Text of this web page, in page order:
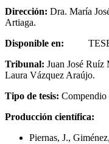
Dirección: Dra. María
Artiaga.
Disponible en:
Tribunal: Juan José
Laura Vázquez Araújo.
Tipo de tesis: Compendio
Producción científica:
Piernas, J.,